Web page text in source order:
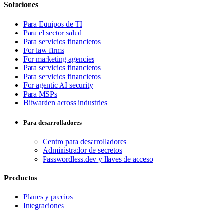
Soluciones
Para Equipos de TI
Para el sector salud
Para servicios financieros
For law firms
For marketing agencies
Para servicios financieros
Para servicios financieros
For agentic AI security
Para MSPs
Bitwarden across industries
Para desarrolladores
Centro para desarrolladores
Administrador de secretos
Passwordless.dev y llaves de acceso
Productos
Planes y precios
Integraciones